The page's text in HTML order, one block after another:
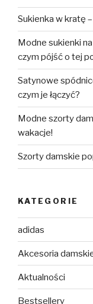
Sukienka w kratę
Modne sukienki
czym pójść o tej
Satynowe
czym je łączyć?
Modne szorty
wakacje!
Szorty damskie
KATEGORIE
adidas
Akcesoria
Aktualności
Bestsellery